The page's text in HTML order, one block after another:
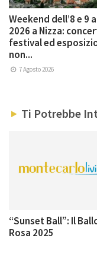
Weekend dell’8 e 9
2026 a Nizza:
festival ed
non...
7 Agosto 2026
Ti Potrebbe
“Sunset Ball”: Il
Rosa 2025